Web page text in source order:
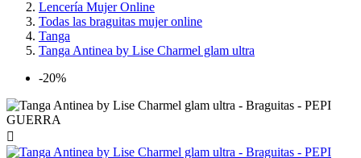
Lencería Mujer Online
Todas las braguitas mujer online
Tanga
Tanga Antinea by Lise Charmel glam ultra
-20%
